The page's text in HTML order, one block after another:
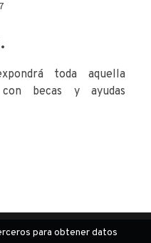
toda aquella
con becas y ayudas
para obtener datos